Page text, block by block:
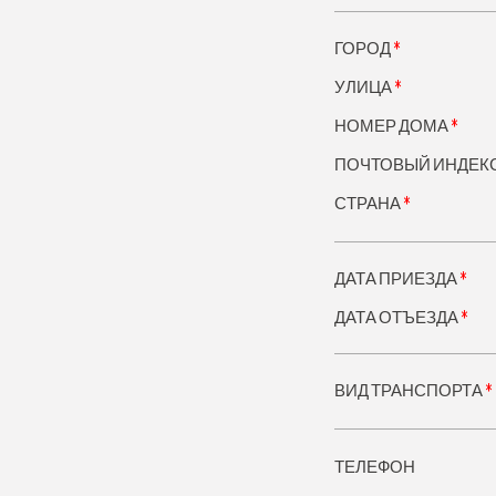
ГОРОД*
УЛИЦА*
НОМЕР ДОМА*
ПОЧТОВЫЙ
СТРАНА*
ДАТА ПРИЕЗДА*
ДАТА ОТЪЕЗДА*
ВИД ТРАНСПОРТА*
ТЕЛЕФОН